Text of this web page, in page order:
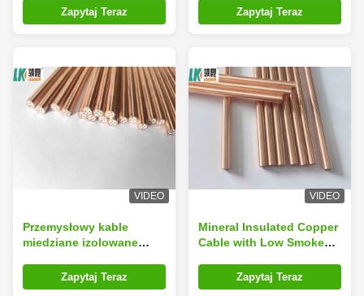
wybór dla zastosowań
elektrycznych
Zapytaj Teraz
dla wysokiej temperatury
i odporności na ogień
Zapytaj Teraz
VIDEO
Przemysłowy kable
miedziane izolowane
optymalnej wydajności i
trwałości
Zapytaj Teraz
VIDEO
Mineral Insulated Copper
Cable with Low Smoke
MgO Insulation and
Customizable Options for
Zapytaj Teraz